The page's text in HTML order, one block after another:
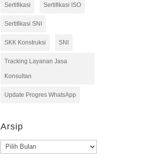
Sertifikasi Sertifikasi ISO
Sertifikasi SNI
SKK Konstruksi SNI
Tracking Layanan Jasa
Konsultan
Update Progres WhatsApp
Arsip
Arsip